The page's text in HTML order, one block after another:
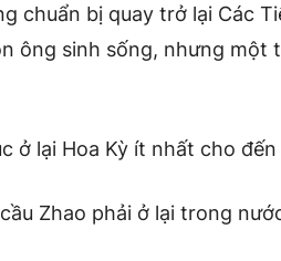
chuẩn bị quay trở lại Các
ông sinh sống, nhưng một
ở lại Hoa Kỳ ít nhất cho
Zhao phải ở lại trong